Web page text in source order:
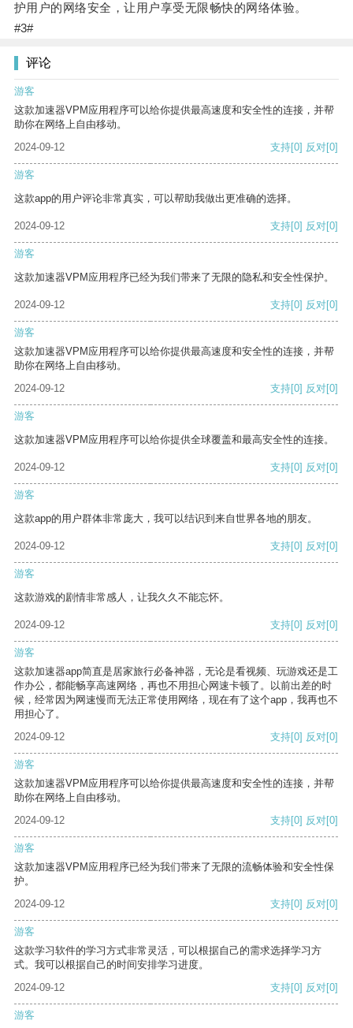
护用户的网络安全，让用户享受无限畅快的网络体验。
#3#
评论
游客
这款加速器VPM应用程序可以给你提供最高速度和安全性的连接，并帮
助你在网络上自由移动。
2024-09-12
支持[0] 反对[0]
游客
这款app的用户评论非常真实，可以帮助我做出更准确的选择。
2024-09-12 支持[0] 反对[0]
游客
这款加速器VPM应用程序已经为我们带来了无限的隐私和安全性保护。
2024-09-12 支持[0] 反对[0]
游客
这款加速器VPM应用程序可以给你提供最高速度和安全性的连接，并帮
助你在网络上自由移动。
2024-09-12
支持[0] 反对[0]
游客
这款加速器VPM应用程序可以给你提供全球覆盖和最高安全性的连接。
2024-09-12 支持[0] 反对[0]
游客
这款app的用户群体非常庞大，我可以结识到来自世界各地的朋友。
2024-09-12 支持[0] 反对[0]
游客
这款游戏的剧情非常感人，让我久久不能忘怀。
2024-09-12 支持[0] 反对[0]
游客
这款加速器app简直是居家旅行必备神器，无论是看视频、玩游戏还是工
作办公，都能畅享高速网络，再也不用担心网速卡顿了。以前出差的时
候，经常因为网速慢而无法正常使用网络，现在有了这个app，我再也不
用担心了。
2024-09-12
支持[0] 反对[0]
游客
这款加速器VPM应用程序可以给你提供最高速度和安全性的连接，并帮
助你在网络上自由移动。
2024-09-12
支持[0] 反对[0]
游客
这款加速器VPM应用程序已经为我们带来了无限的流畅体验和安全性保
护。
2024-09-12
支持[0] 反对[0]
游客
这款学习软件的学习方式非常灵活，可以根据自己的需求选择学习方
式。我可以根据自己的时间安排学习进度。
2024-09-12
支持[0] 反对[0]
游客